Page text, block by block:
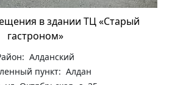
в здании ТЦ «Старый
гастроном»
Алданский
пункт: Алдан